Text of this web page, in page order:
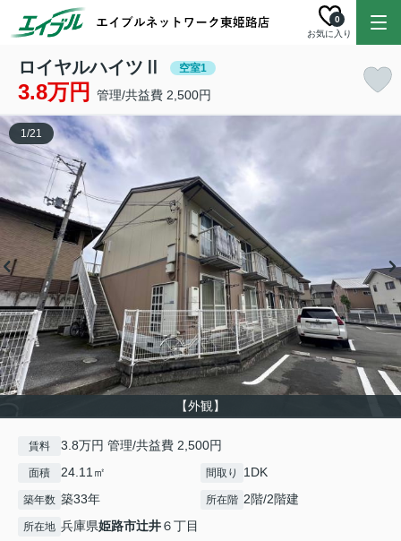
お気に入り
0
ロイヤルハイツⅡ 空室1
3.8万円 管理/共益費 2,500円
【外観】
1/21
賃料 3.8万円 管理/共益費 2,500円
面積 24.11㎡ 間取り 1DK
築年数 築33年 所在階 2階/2階建
所在地 兵庫県姫路市辻井６丁目